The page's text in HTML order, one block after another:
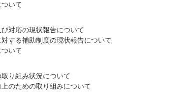
いて
対応の現状報告について
する補助制度の現状報告について
いて
り組み状況について
のための取り組みについて